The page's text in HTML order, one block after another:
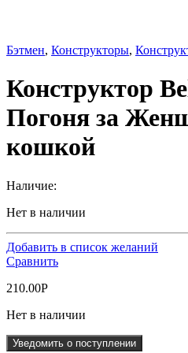
Бэтмен, Конструкторы,
Конструктор
Погоня за
кошкой
Наличие:
Нет в наличии
Добавить в список желаний
Сравнить
210.00Р
Нет в наличии
Уведомить о поступлении